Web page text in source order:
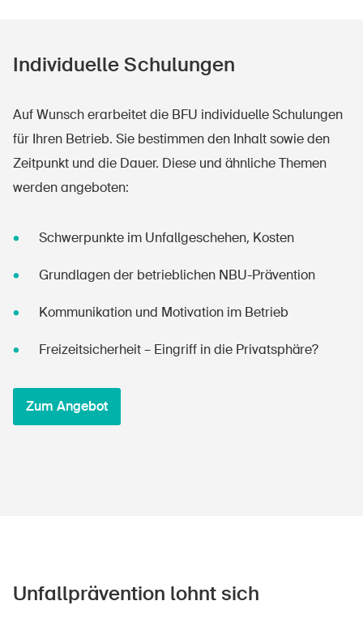
Individuelle Schulungen
Auf Wunsch erarbeitet die BFU individuelle Schulungen
für Ihren Betrieb. Sie bestimmen den Inhalt sowie den
Zeitpunkt und die Dauer. Diese und ähnliche Themen
werden angeboten:
Schwerpunkte im Unfallgeschehen, Kosten
Grundlagen der betrieblichen NBU-Prävention
Kommunikation und Motivation im Betrieb
Freizeitsicherheit – Eingriff in die Privatsphäre?
Zum Angebot
Unfallprävention lohnt sich